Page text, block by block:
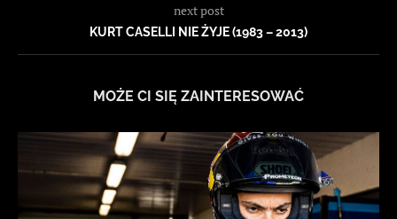
next post
KURT CASELLI NIE ŻYJE (1983 – 2013)
MOŻE CI SIĘ ZAINTERESOWAĆ